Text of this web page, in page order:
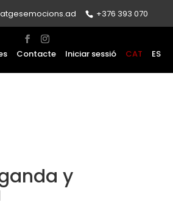
+376 393 070
Contacte Iniciar sessió CAT ES
y